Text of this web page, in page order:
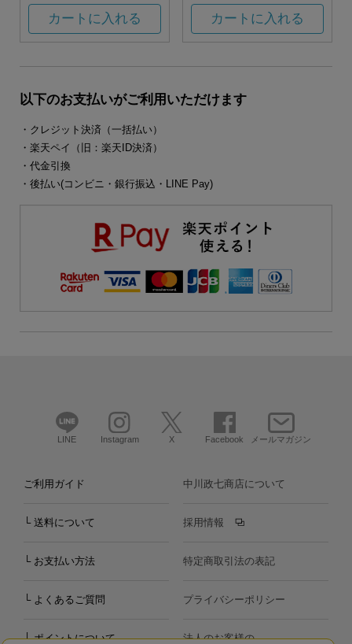
カートに入れる カートに入れる
以下のお支払いがご利用いただけます
・クレジット決済（一括払い）
・楽天ペイ（旧：楽天ID決済）
・代金引換
・後払い(コンビニ・銀行振込・LINE Pay)
LINE Instagram X Facebook メールマガジン
ご利用ガイド
└ 送料について
└ お支払い方法
└ よくあるご質問
└ ポイントについて
中川政七商店について
採用情報
特定商取引法の表記
プライバシーポリシー
法人のお客様の